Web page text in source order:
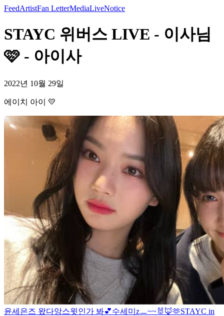
FeedArtistFan LetterMediaLiveNotice
STAYC 위버스 LIVE - 이사님
🩷 - 아이사
2022년 10월 29일
에이치 아이 💛
윤세은즈 왔다앙스윗인가 봐💕수세미zㅡ~~🐰🦊🫶STAYC in